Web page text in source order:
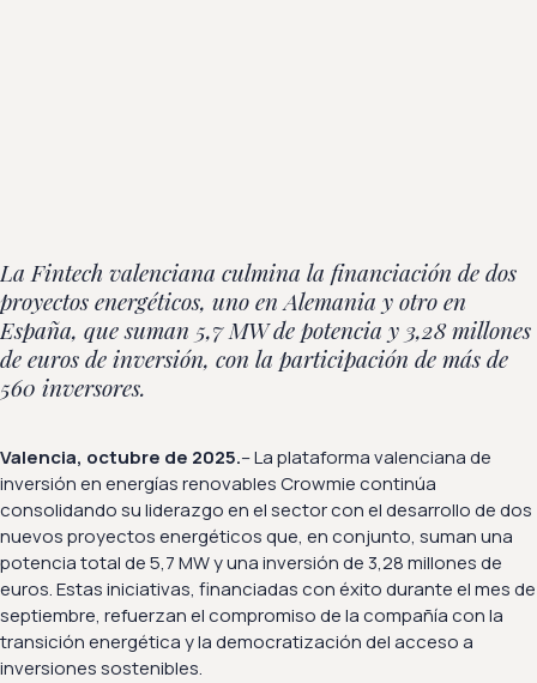
La Fintech valenciana culmina la financiación de dos
proyectos energéticos, uno en Alemania y otro en
España, que suman 5,7 MW de potencia y 3,28 millones
de euros de inversión, con la participación de más de
560 inversores.
Valencia, octubre de 2025.– La plataforma valenciana de
inversión en energías renovables Crowmie continúa
consolidando su liderazgo en el sector con el desarrollo de dos
nuevos proyectos energéticos que, en conjunto, suman una
potencia total de 5,7 MW y una inversión de 3,28 millones de
euros. Estas iniciativas, financiadas con éxito durante el mes de
septiembre, refuerzan el compromiso de la compañía con la
transición energética y la democratización del acceso a
inversiones sostenibles.